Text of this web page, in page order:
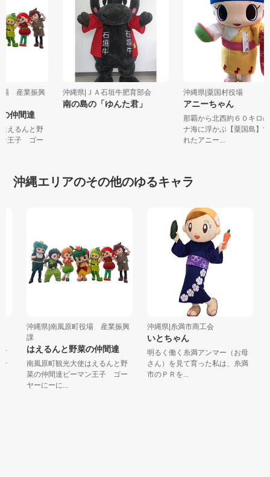
場 産業振興
の仲間達
はえるんと野
ン王子 ゴー
沖縄県|ＪＡ石垣牛肥育部会
南の島の「ゆんた君」
沖縄県|粟国村役場
アニーちゃん
那覇から北西約６０キロ
ナ海に浮かぶ【粟国島】
れたアニー...
沖縄エリアのその他のゆるキャラ
沖縄県|南風原町役場 産業振興
課
はえるんと野菜の仲間達
南風原町観光大使はえるんと野
菜の仲間達ピーマン王子 ゴー
ヤーにーに...
沖縄県|糸満市商工会
いとちゃん
明るく働く糸満アンマー（お母
さん）を見て育った私は、糸満
市のＰＲを...